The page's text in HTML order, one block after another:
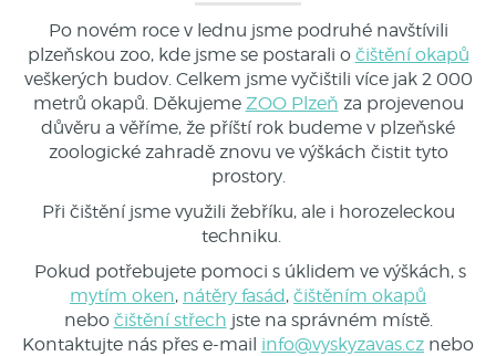
Po novém roce v lednu jsme podruhé navštívili
plzeňskou zoo, kde jsme se postarali o čištění okapů
veškerých budov. Celkem jsme vyčištili více jak 2 000
metrů okapů. Děkujeme ZOO Plzeň za projevenou
důvěru a věříme, že příští rok budeme v plzeňské
zoologické zahradě znovu ve výškách čistit tyto
prostory.
Při čištění jsme využili žebříku, ale i horozeleckou
techniku.
Pokud potřebujete pomoci s úklidem ve výškách, s
mytím oken, nátěry fasád, čištěním okapů
nebo čištění střech jste na správném místě.
Kontaktujte nás přes e-mail info@vyskyzavas.cz nebo